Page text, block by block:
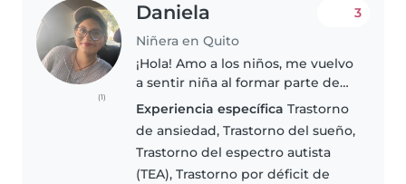
(1)
Daniela
Niñera en Quito
3
¡Hola! Amo a los niños, me vuelvo
a sentir niña al formar parte de
su mundo. Tengo experiencia de
5 años cuidando niños desde las
edades de 4 meses hasta los 10
años y tengo buenas..
Experiencia específica Trastorno
de ansiedad, Trastorno del sueño,
Trastorno del espectro autista
(TEA), Trastorno por déficit de